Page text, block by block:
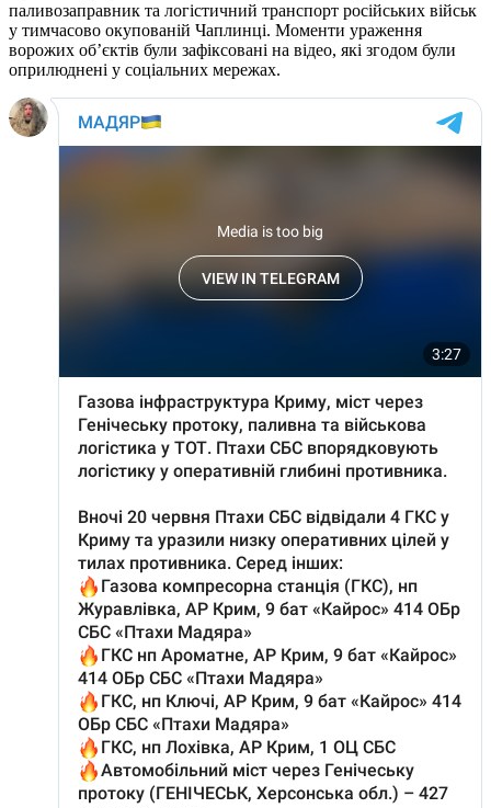
паливозаправник та логістичний транспорт російських військ
у тимчасово окупованій Чаплинці. Моменти ураження
ворожих об’єктів були зафіксовані на відео, які згодом були
оприлюднені у соціальних мережах.